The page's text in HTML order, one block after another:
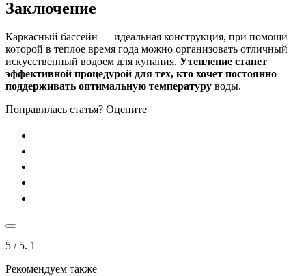
Заключение
Каркасный бассейн — идеальная конструкция, при помощи
которой в теплое время года можно организовать отличный
искусственный водоем для купания. Утепление станет
эффективной процедурой для тех, кто хочет постоянно
поддерживать оптимальную температуру воды.
Понравилась статья? Оцените
5 / 5. 1
Рекомендуем также